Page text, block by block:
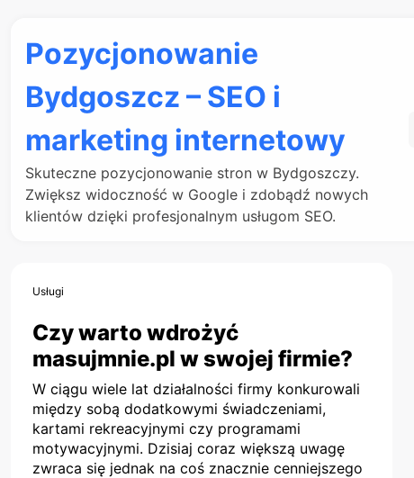
Pozycjonowanie
Bydgoszcz – SEO i
marketing internetowy
Skuteczne pozycjonowanie stron w Bydgoszczy.
Zwiększ widoczność w Google i zdobądź nowych
klientów dzięki profesjonalnym usługom SEO.
Usługi
Czy warto wdrożyć
masujmnie.pl w swojej firmie?
W ciągu wiele lat działalności firmy konkurowali
między sobą dodatkowymi świadczeniami,
kartami rekreacyjnymi czy programami
motywacyjnymi. Dzisiaj coraz większą uwagę
zwraca się jednak na coś znacznie cenniejszego